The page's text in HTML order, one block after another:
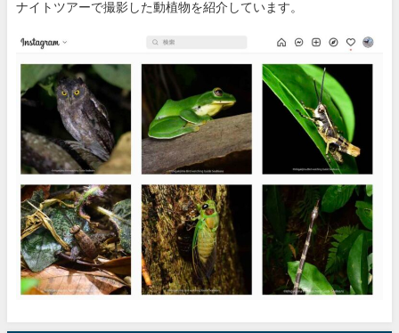
ナイトツアーで撮影した動植物を紹介しています。